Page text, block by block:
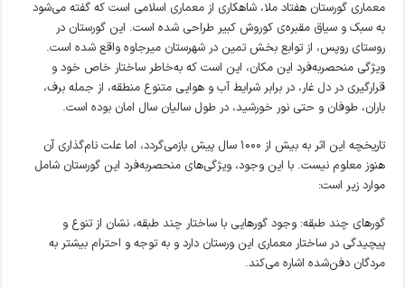
معماری گورستان هفتاد ملا، شاهکاری از معماری اسلامی است که گفته می‌شود
به سبک و سیاق مقبره‌ی کوروش کبیر طراحی شده است. این گورستان در
روستای روپس، از توابع بخش تمین در شهرستان میرجاوه واقع شده است.
ویژگی منحصربه‌فرد این مکان، این است که به‌خاطر ساختار خاص خود و
قرارگیری در دل غار، در برابر شرایط آب و هوایی متنوع منطقه، از جمله برف،
باران، طوفان و حتی نور خورشید، در طول سالیان سال امان بوده است.
تاریخچه این اثر به بیش از ۱۰۰۰ سال پیش بازمی‌گردد، اما علت نام‌گذاری آن
هنوز معلوم نیست. با این وجود، ویژگی‌های منحصربه‌فرد این گورستان شامل
موارد زیر است:
گورهای چند طبقه: وجود گورهایی با ساختار چند طبقه، نشان از تنوع و
پیچیدگی در ساختار معماری این ورستان دارد و به توجه و احترام بیشتر به
مردگان دفن‌شده اشاره می‌کند.